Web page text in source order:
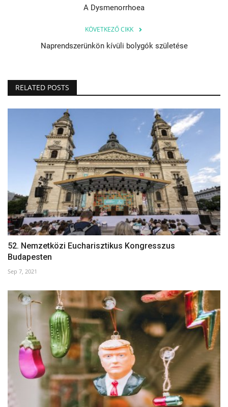
A Dysmenorrhoea
KÖVETKEZŐ CIKK
Naprendszerünkön kívüli bolygók születése
RELATED POSTS
52. Nemzetközi Eucharisztikus Kongresszus
Budapesten
Sep 7, 2021